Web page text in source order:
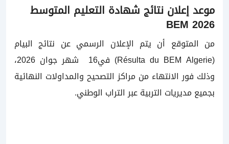
موعد إعلان نتائج شهادة التعليم المتوسط
2026 BEM
من المتوقع أن يتم الإعلان الرسمي عن نتائج البيام
(Résulta du BEM Algerie) في16 شهر جوان 2026،
وذلك فور الانتهاء من مراكز التصحيح والمداولات النهائية
بجميع مديريات التربية عبر التراب الوطني.